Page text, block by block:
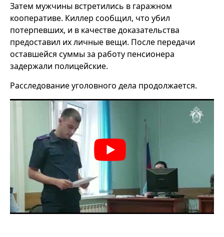
Затем мужчины встретились в гаражном
кооперативе. Киллер сообщил, что убил
потерпевших, и в качестве доказательства
предоставил их личные вещи. После передачи
оставшейся суммы за работу пенсионера
задержали полицейские.
Расследование уголовного дела продолжается.